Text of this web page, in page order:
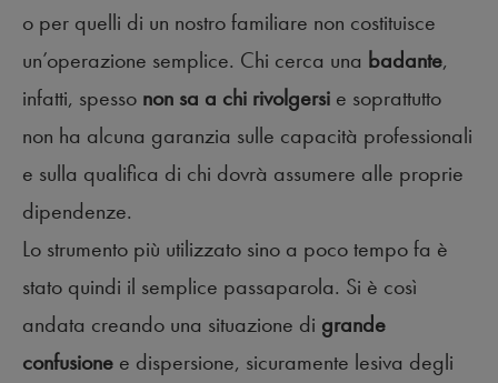
o per quelli di un nostro familiare non costituisce
un’operazione semplice. Chi cerca una badante,
infatti, spesso non sa a chi rivolgersi e soprattutto
non ha alcuna garanzia sulle capacità professionali
e sulla qualifica di chi dovrà assumere alle proprie
dipendenze.
Lo strumento più utilizzato sino a poco tempo fa è
stato quindi il semplice passaparola. Si è così
andata creando una situazione di grande
confusione e dispersione, sicuramente lesiva degli